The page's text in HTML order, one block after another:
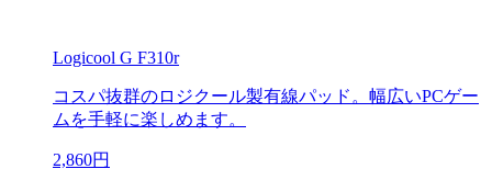
Logicool G F310r
コスパ抜群のロジクール製有線パッド。幅広いPCゲー
ムを手軽に楽しめます。
2,860円